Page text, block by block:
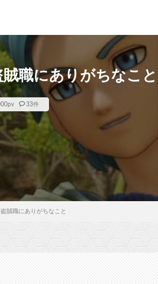
職にありがちなこと
pv 33件
賊職にありがちなこと